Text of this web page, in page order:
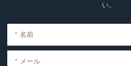
い。
名前
メール